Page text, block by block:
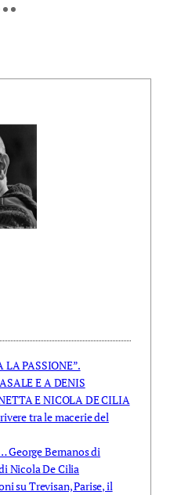
LA PASSIONE”.
E A DENIS
E NICOLA DE CILIA
tra le macerie del
George Bernanos di
Nicola De Cilia
su Trevisan, Parise, il